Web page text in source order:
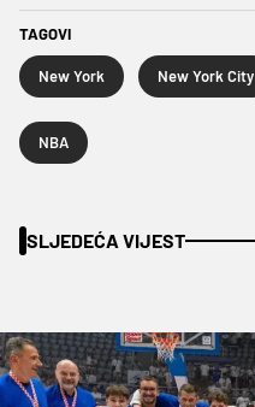
TAGOVI
New York New York City
NBA
SLJEDEĆA VIJEST